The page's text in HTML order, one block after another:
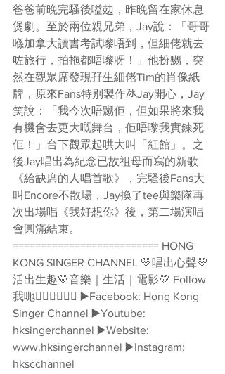
爸爸前晚完騷後嗌攰，昨晚留在家休息
煲劇。至於兩位親兄弟，Jay說：「哥哥
喺加拿大讀書考試嚟唔到，但細佬就去
咗旅行，拍拖都唔嚟呀！」他扮嬲，突
然在觀眾席發現孖生細佬Tim的肖像紙
牌，原來Fans特別製作氹Jay開心，Jay
笑說：「我今次唔嬲佢，但如果將來我
有機會去更大嘅舞台，佢唔嚟我實鍊死
佢！」台下觀眾起哄大叫「紅館」。之
後Jay唱出為紀念已故祖母而寫的新歌
《給缺席的人唱首歌》，完騷後Fans大
叫Encore不散場，Jay換了tee與樂隊再
次出場唱《我好想你》後，第二場演唱
會圓滿結束。
========================== HONG
KONG SINGER CHANNEL 💛唱出心聲💛
活出生趣💛音樂｜生活｜電影💛 Follow
我哋👇🏻👇🏻🥰🥰 ▶️Facebook: Hong Kong
Singer Channel ▶️Youtube:
hksingerchannel ▶️Website:
www.hksingerchannel ▶️Instagram:
hkscchannel